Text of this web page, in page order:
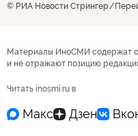
© РИА Новости Стрингер
Материалы ИноСМИ содержат
и не отражают позицию
Читать inosmi.ru в